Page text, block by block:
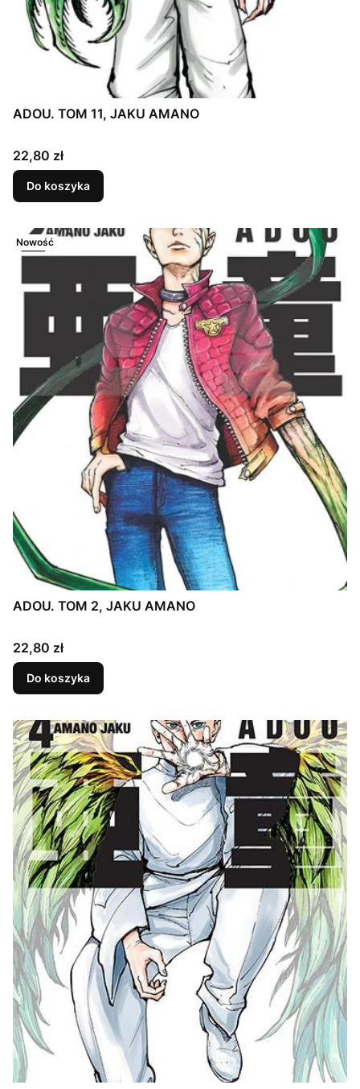
ADOU. TOM 11, JAKU AMANO
Cena
22,80 zł
Do koszyka
Nowość
ADOU. TOM 2, JAKU AMANO
Cena
22,80 zł
Do koszyka